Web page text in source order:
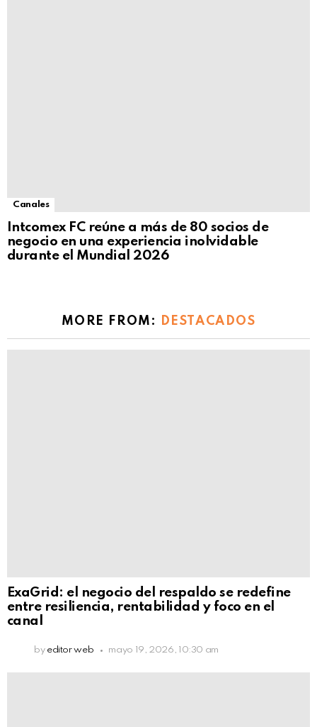
Canales
Intcomex FC reúne a más de 80 socios de
negocio en una experiencia inolvidable
durante el Mundial 2026
MORE FROM: DESTACADOS
ExaGrid: el negocio del respaldo se redefine
entre resiliencia, rentabilidad y foco en el
canal
by editor web mayo 19, 2026, 10:30 am